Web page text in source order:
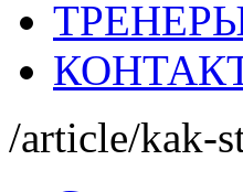
/article/kak-